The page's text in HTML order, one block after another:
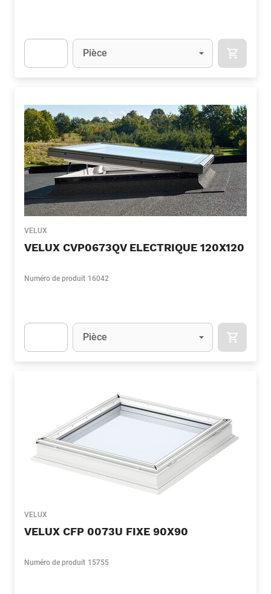
Unité
Pièce
VELUX
VELUX CVP0673QV ELECTRIQUE 120X120
Numéro de produit 16042
Unité
Pièce
VELUX
VELUX CFP 0073U FIXE 90X90
Numéro de produit 15755